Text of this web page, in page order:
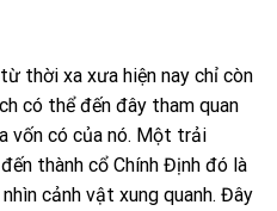
thời xa xưa hiện nay chỉ còn
có thể đến đây tham quan
vốn có của nó. Một trải
thành cổ Chính Định đó là
cảnh vật xung quanh. Đây